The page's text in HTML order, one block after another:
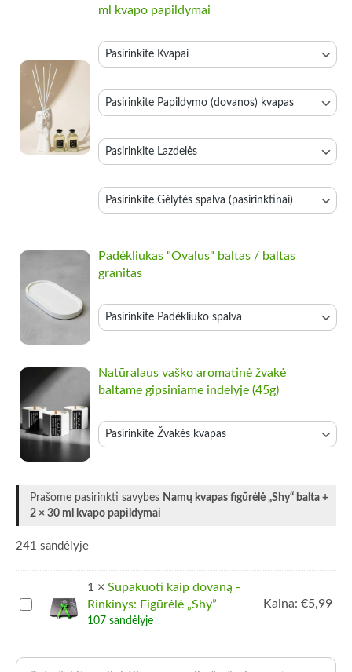
ml kvapo papildymai
Padėkliukas "Ovalus" baltas / baltas
granitas
Natūralaus vaško aromatinė žvakė
baltame gipsiniame indelyje (45g)
Prašome pasirinkti savybes Namų kvapas figūrėlė „Shy“ balta +
2 × 30 ml kvapo papildymai
241 sandėlyje
Supakuoti
dovaną
-
1 × Supakuoti kaip dovaną -
Rinkinys: Figūrėlė „Shy”
107 sandėlyje
Kaina: €5,99